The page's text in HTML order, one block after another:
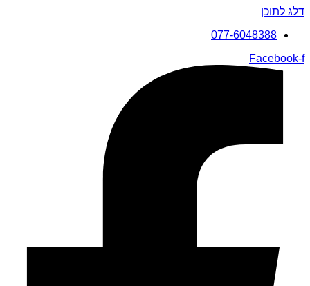
דלג לתוכן
077-6048388
Facebook-f